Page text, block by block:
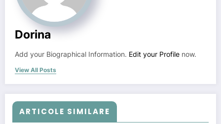
Dorina
Add your Biographical Information. Edit your Profile now.
View All Posts
ARTICOLE SIMILARE